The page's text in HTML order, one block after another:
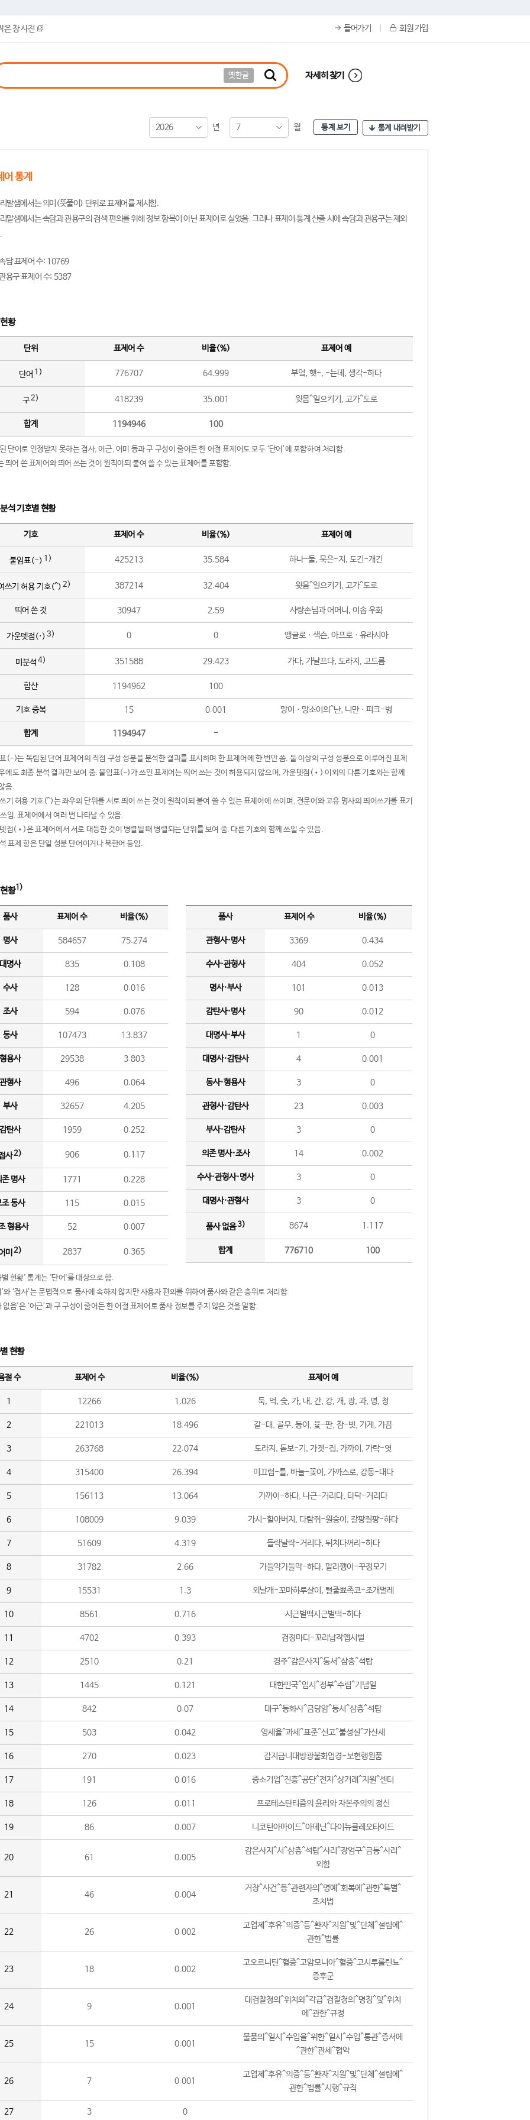
은 창 사전 들어가기 회원 가입
옛한글 자세히 찾기
2026 년 7 월 통계 보기 통계 내려받기
어 통계
말샘에서는 의미(뜻풀이) 단위로 표제어를 제시함.
말샘에서는 속담과 관용구의 검색 편의를 위해 정보 항목이 아닌 표제어로 실었음. 그러나 표제어 통계 산출 시에 속담과 관용구는 제외
담 표제어 수: 10769
용구 표제어 수: 5387
황
단위 표제어 수 비율(%) 표제어 예
단어 1) 776707 64.999 부엌, 햇-, -는데, 생각-하다
구2) 418239 35.001 윗몸^일으키기, 고가^도로
합계 1194946 100
단어로 인정받지 못하는 접사, 어근, 어미 등과 구 구성이 줄어든 한 어절 표제어도 모두 ‘단어’에 포함하여 처리함.
띄어 쓴 표제어와 띄어 쓰는 것이 원칙이되 붙여 쓸 수 있는 표제어를 포함함.
석 기호별 현황
기호 표제어 수 비율(%) 표제어 예
붙임표(-) 1) 425213 35.584 하나-둘, 묵은-지, 도긴-개긴
쓰기 허용 기호(^) 2) 387214 32.404 윗몸^일으키기, 고가^도로
띄어 쓴 것 30947 2.59 사랑손님과 어머니, 이솝 우화
가운뎃점(·) 3) 0 0 앵글로ㆍ색슨, 아프로ㆍ유라시아
미분석 4) 351588 29.423 가다, 가냘프다, 도라지, 고드름
합산 1194962 100
기호 중복 15 0.001 망이ㆍ망소이의^난, 니만ㆍ피크-병
합계 1194947 -
(-)는 독립된 단어 표제어의 직접 구성 성분을 분석한 결과를 표시하며 한 표제어에 한 번만 씀. 둘 이상의 구성 성분으로 이루어진 표제
에도 최종 분석 결과만 보여 줌. 붙임표(-)가 쓰인 표제어는 띄어 쓰는 것이 허용되지 않으며, 가운뎃점(•) 이외의 다른 기호와는 함께
음.
기 허용 기호(^)는 좌우의 단위를 서로 띄어 쓰는 것이 원칙이되 붙여 쓸 수 있는 표제어에 쓰이며, 전문어와 고유 명사의 띄어쓰기를 표기
임. 표제어에서 여러 번 나타날 수 있음.
점(•)은 표제어에서 서로 대등한 것이 병렬될 때 병렬되는 단위를 보여 줌. 다른 기호와 함께 쓰일 수 있음.
표제 항은 단일 성분 단어이거나 북한어 등임.
황1)
품사 표제어 수 비율(%)
명사 584657 75.274
명사 835 0.108
수사 128 0.016
조사 594 0.076
동사 107473 13.837
용사 29538 3.803
형사 496 0.064
부사 32657 4.205
탄사 1959 0.252
사2) 906 0.117
존 명사 1771 0.228
조 동사 115 0.015
형용사 52 0.007
미 2) 2837 0.365
품사 표제어 수 비율(%)
관형사·명사 3369 0.434
수사·관형사 404 0.052
명사·부사 101 0.013
감탄사·명사 90 0.012
대명사·부사 1 0
대명사·감탄사 4 0.001
동사·형용사 3 0
관형사·감탄사 23 0.003
부사·감탄사 3 0
의존 명사·조사 14 0.002
수사·관형사·명사 3 0
대명사·관형사 3 0
품사 없음3) 8674 1.117
합계 776710 100
현황' 통계는 '단어'를 대상으로 함.
와 ‘접사’는 문법적으로 품사에 속하지 않지만 사용자 편의를 위하여 품사와 같은 층위로 처리함.
없음’은 ‘어근’과 구 구성이 줄어든 한 어절 표제어로 품사 정보를 주지 않은 것을 말함.
현황
절 수 표제어 수 비율(%) 표제어 예
1 12266 1.026 둑, 먹, 숯, 가, 내, 간, 강, 개, 광, 과, 명, 청
2 221013 18.496 갈-대, 골무, 동이, 윷-판, 참-빗, 가게, 가끔
3 263768 22.074 도라지, 돋보-기, 가겟-집, 가까이, 가락-엿
4 315400 26.394 미끄럼-틀, 바늘-꽂이, 가까스로, 강동-대다
5 156113 13.064 가까이-하다, 나근-거리다, 타닥-거리다
6 108009 9.039 가시-할아버지, 다람쥐-원숭이, 갈팡질팡-하다
7 51609 4.319 들락날락-거리다, 뒤치다꺼리-하다
8 31782 2.66 가들막가들막-하다, 말라깽이-꾸정모기
9 15531 1.3 외날개-꼬마하루살이, 털줄뾰족코-조개벌레
10 8561 0.716 시근벌떡시근벌떡-하다
11 4702 0.393 검정마디-꼬리납작맵시벌
12 2510 0.21 경주^감은사지^동서^삼층^석탑
13 1445 0.121 대한민국^임시^정부^수립^기념일
14 842 0.07 대구^동화사^금당암^동서^삼층^석탑
15 503 0.042 영세율^과세^표준^신고^불성실^가산세
16 270 0.023 감지금니대방광불화엄경-보현행원품
17 191 0.016 중소기업^진흥^공단^전자^상거래^지원^센터
18 126 0.011 프로테스탄티즘의 윤리와 자본주의의 정신
19 86 0.007 니코틴아마이드^아데닌^다이뉴클레오타이드
20 61 0.005
감은사지^서^삼층^석탑^사리^장엄구^금동^사리^
외함
21 46 0.004
거창^사건^등^관련자의^명예^회복에^관한^특별^
조치법
22 26 0.002
고엽제^후유^의증^등^환자^지원^및^단체^설립에^
관한^법률
23 18 0.002
고오르니틴^혈증^고암모니아^혈증^고시투룰린뇨^
증후군
24 9 0.001
대검찰청의^위치와^각급^검찰청의^명칭^및^위치
에^관한^규정
25 15 0.001
물품의^일시^수입을^위한^일시^수입^통관^증서에
^관한^관세^협약
26 7 0.001
고엽제^후유^의증^등^환자^지원^및^단체^설립에^
관한^법률^시행^규칙
27 3 0